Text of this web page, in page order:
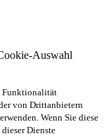
Auswahl
Funktionalität
von Drittanbietern
Wenn Sie diese
Dienste